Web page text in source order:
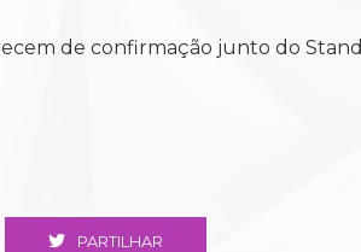
de confirmação junto do Stand
PARTILHAR